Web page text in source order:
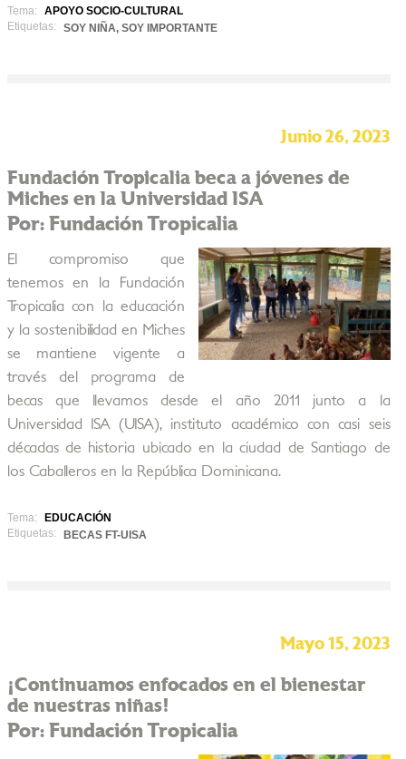
Tema:
APOYO SOCIO-CULTURAL
Etiquetas:
SOY NIÑA, SOY IMPORTANTE
Junio 26, 2023
Fundación Tropicalia beca a jóvenes de
Miches en la Universidad ISA
Por: Fundación Tropicalia
El compromiso que
tenemos en la Fundación
Tropicalia con la educación
y la sostenibilidad en Miches
se mantiene vigente a
través del programa de
becas que llevamos desde el año 2011 junto a la
Universidad ISA (UISA), instituto académico con casi seis
décadas de historia ubicado en la ciudad de Santiago de
los Caballeros en la República Dominicana.
Tema:
EDUCACIÓN
Etiquetas:
BECAS FT-UISA
Mayo 15, 2023
¡Continuamos enfocados en el bienestar
de nuestras niñas!
Por: Fundación Tropicalia